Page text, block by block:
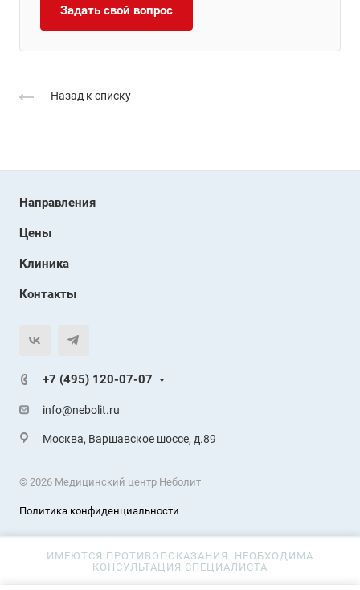
Задать свой вопрос
Назад к списку
Направления
Цены
Клиника
Контакты
+7 (495) 120-07-07
info@nebolit.ru
Москва, Варшавское шоссе, д.89
© 2026 Медицинский центр Неболит
Политика конфиденциальности
ИМЕЮТСЯ ПРОТИВОПОКАЗАНИЯ. НЕОБХОДИМА
КОНСУЛЬТАЦИЯ СПЕЦИАЛИСТА